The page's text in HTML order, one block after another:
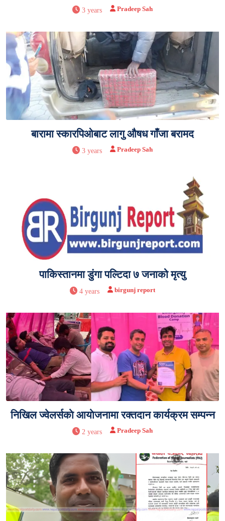
3 years Pradeep Sah
बारामा स्कारपिओबाट लागु औषध गाँजा बरामद
3 years Pradeep Sah
पाकिस्तानमा डुंगा पल्टिदा ७ जनाको मृत्यु
4 years birgunj report
निखिल ज्वेलर्सकाे आयाेजनामा रक्तदान कार्यक्रम सम्पन्न
2 years Pradeep Sah